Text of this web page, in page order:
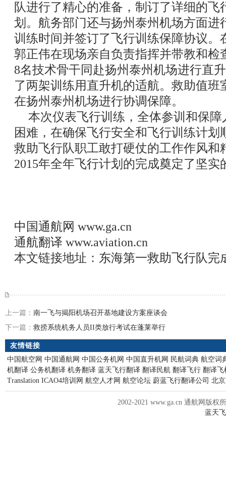
队进行了精心的准备，制订了详细的飞
划。航务部门还与扬州泰州机场方面进
训练时间并签订了飞行训练保障协议。
郭正伟在现场亲自负责指挥并带教和检
8名技术骨干同赴扬州泰州机场进行直
了两架训练用直升机的适航。救助值班
在扬州泰州机场进行协调保障。
本次仪表飞行训练，全体参训和保
困难，在确保飞行安全和飞行训练计划
救助飞行队职工敢打硬仗的工作作风和
2015年全年飞行计划的完成奠定了坚实
中国通航网 www.ga.cn
通航翻译 www.aviation.cn
本文链接地址： 东海第一救助飞行队完
上一篇： 南一飞与揭阳机场召开基地建设方案座谈会
下一篇： 救捞系统机务人员II类放行考试在蓬莱举行
友情链接
中国航空网 中国通航网 中国公务机网 中国直升机网 民航词典 航空词
机翻译 公务机翻译 机务翻译 蓝天飞行翻译 翻译民航 翻译飞行 翻译飞
Translation ICAO4培训网 航空人才网 航空论坛 蔚蓝飞行翻译公司 北
2002-2021 www.ga.cn 通航网版权
蓝天